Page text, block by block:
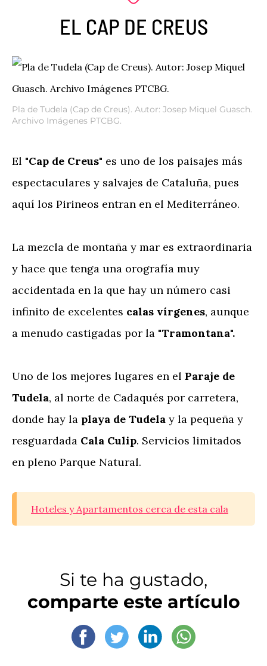
EL CAP DE CREUS
Pla de Tudela (Cap de Creus). Autor: Josep Miquel Guasch.
Archivo Imágenes PTCBG.
El "Cap de Creus" es uno de los paisajes más
espectaculares y salvajes de Cataluña, pues
aquí los Pirineos entran en el Mediterráneo.
La mezcla de montaña y mar es extraordinaria
y hace que tenga una orografía muy
accidentada en la que hay un número casi
infinito de excelentes calas vírgenes, aunque
a menudo castigadas por la "Tramontana".
Uno de los mejores lugares en el Paraje de
Tudela, al norte de Cadaqués por carretera,
donde hay la playa de Tudela y la pequeña y
resguardada Cala Culip. Servicios limitados
en pleno Parque Natural.
Hoteles y Apartamentos cerca de esta cala
Si te ha gustado,
comparte este artículo